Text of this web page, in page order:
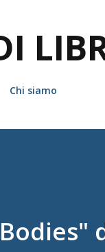
Chi siamo